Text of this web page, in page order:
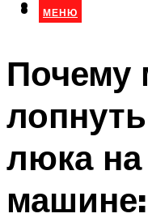
МЕНЮ
МЕНЮ
Почему
люка